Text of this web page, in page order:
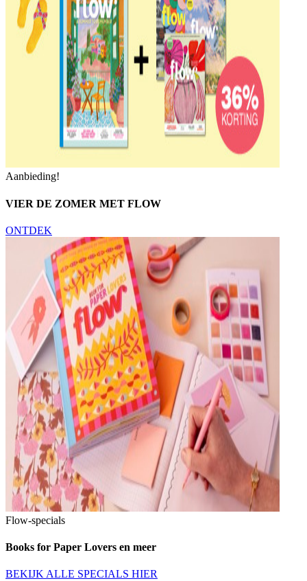
Aanbieding!
VIER DE ZOMER MET FLOW
ONTDEK
Flow-specials
Books for Paper Lovers en meer
BEKIJK ALLE SPECIALS HIER